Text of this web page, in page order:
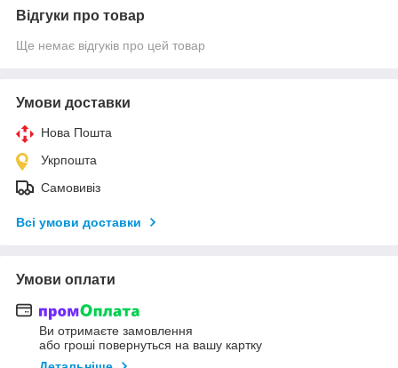
Відгуки про товар
Ще немає відгуків про цей товар
Умови доставки
Нова Пошта
Укрпошта
Самовивіз
Всі умови доставки
Умови оплати
Ви отримаєте замовлення
або гроші повернуться на вашу картку